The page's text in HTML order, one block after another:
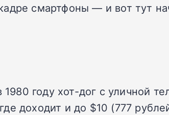
смартфоны — и вот тут
году хот-дог с уличной
доходит и до $10 (777